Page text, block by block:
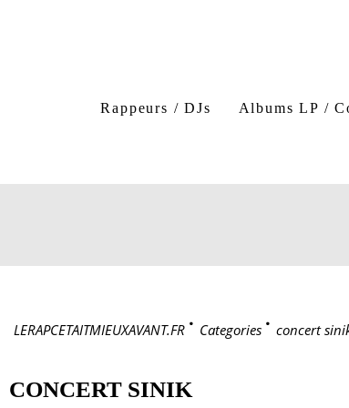
Rappeurs / DJs Albums LP /
LERAPCETAITMIEUXAVANT.FR > Categories > concert
CONCERT SINIK